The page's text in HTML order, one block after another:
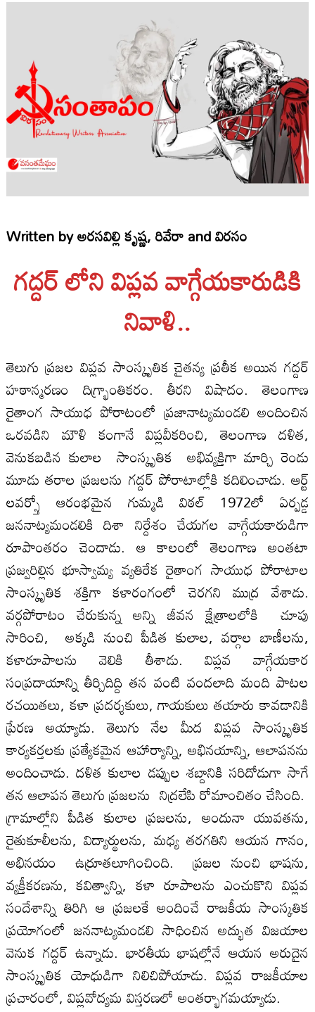
Written byఅరసవిల్లి కృష్ణ,రివేరాandవిరసం
గద్దర్ లోని విప్లవ వాగ్గేయకారుడికి
నివాళి..
తెలుగు ప్రజల విప్లవ సాంస్కృతిక చైతన్య ప్రతీక అయిన గద్దర్
హఠాన్మరణం దిగ్భ్రాంతికరం. తీరని విషాదం. తెలంగాణ
రైతాంగ సాయుధ పోరాటంలో ప్రజానాట్యమండలి అందించిన
ఒరవడిని మౌళి కంగానే విప్లవీకరించి, తెలంగాణ దళిత,
వెనుకబడిన కులాల సాంస్కృతిక అభివ్యక్తిగా మార్చి రెండు
మూడు తరాల ప్రజలను గద్దర్ పోరాటాల్లోకి కదిలించాడు. ఆర్ట్
లవర్స్తో ఆరంభమైన గుమ్మడి విఠల్‍ 1972లో ఏర్పడ్డ
జననాట్యమండలికి దిశా నిర్దేశం చేయగల వాగ్గేయకారుడిగా
రూపాంతరం చెందాడు. ఆ కాలంలో తెలంగాణ అంతటా
ప్రజ్వరిల్లిన భూస్వామ్య వ్యతిరేక రైతాంగ సాయుధ పోరాటాల
సాంస్కృతిక శక్తిగా కళారంగంలో చెరగని ముద్ర వేశాడు.
వర్గపోరాటం చేరుకున్న అన్ని జీవన క్షేత్రాలలోకి చూపు
సారించి, అక్కడి నుంచి పీడిత కులాల, వర్గాల బాణీలను,
కళారూపాలను వెలికి తీశాడు. విప్లవ వాగ్గేయకార
సంప్రదాయాన్ని తీర్చిదిద్ది తన వంటి వందలాది మంది పాటల
రచయితలు, కళా ప్రదర్శకులు, గాయకులు తయారు కావడానికి
ప్రేరణ అయ్యాడు. తెలుగు నేల మీద విప్లవ సాంస్కృతిక
కార్యకర్తలకు ప్రత్యేకమైన ఆహార్యాన్ని, అభినయాన్ని, ఆలాపనను
అందించాడు. దళిత కులాల డప్పుల శబ్దానికి సరిదోడుగా సాగే
తన ఆలాపన తెలుగు ప్రజలను నిద్రలేపి రోమాంచితం చేసింది.
గ్రామాల్లోని పీడిత కులాల ప్రజలను, అందునా యువతను,
రైతుకూలీలను, విద్యార్థులను, మధ్య తరగతిని ఆయన గానం,
అభినయం ఉర్రూతలూగించింది. ప్రజల నుంచి భాషను,
వ్యక్తీకరణను, కవిత్వాన్ని, కళా రూపాలను ఎంచుకొని విప్లవ
సందేశాన్ని తిరిగి ఆ ప్రజలకే అందించే రాజకీయ సాంస్కతిక
ప్రయోగంలో జననాట్యమండలి సాధించిన అద్భుత విజయాల
వెనుక గద్దర్ ఉన్నాడు. భారతీయ భాషల్లోనే ఆయన అరుదైన
సాంస్కృతిక యోధుడిగా నిలిచిపోయాడు. విప్లవ రాజకీయాల
ప్రచారంలో, విప్లవోద్యమ విస్తరణలో అంతర్భాగమయ్యాడు.